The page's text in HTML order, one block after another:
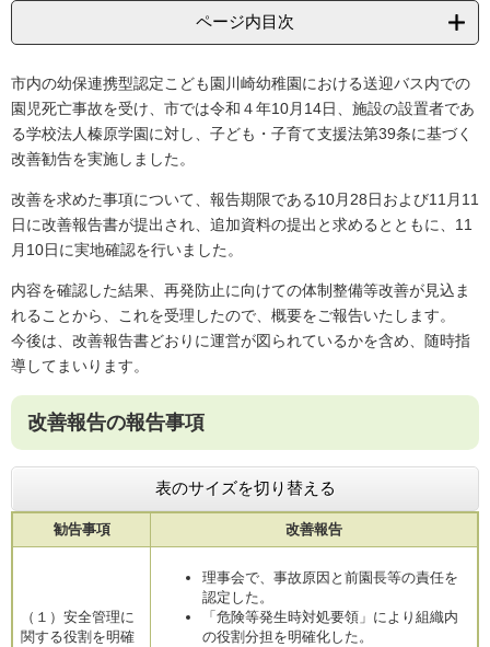
ページ内目次
市内の幼保連携型認定こども園川崎幼稚園における送迎バス内での
園児死亡事故を受け、市では令和４年10月14日、施設の設置者であ
る学校法人榛原学園に対し、子ども・子育て支援法第39条に基づく
改善勧告を実施しました。
改善を求めた事項について、報告期限である10月28日および11月11
日に改善報告書が提出され、追加資料の提出と求めるとともに、11
月10日に実地確認を行いました。
内容を確認した結果、再発防止に向けての体制整備等改善が見込ま
れることから、これを受理したので、概要をご報告いたします。
今後は、改善報告書どおりに運営が図られているかを含め、随時指
導してまいります。
改善報告の報告事項
表のサイズを切り替える
勧告事項 改善報告
（１）安全管理に
関する役割を明確
理事会で、事故原因と前園長等の責任を
認定した。
「危険等発生時対処要領」により組織内
の役割分担を明確化した。